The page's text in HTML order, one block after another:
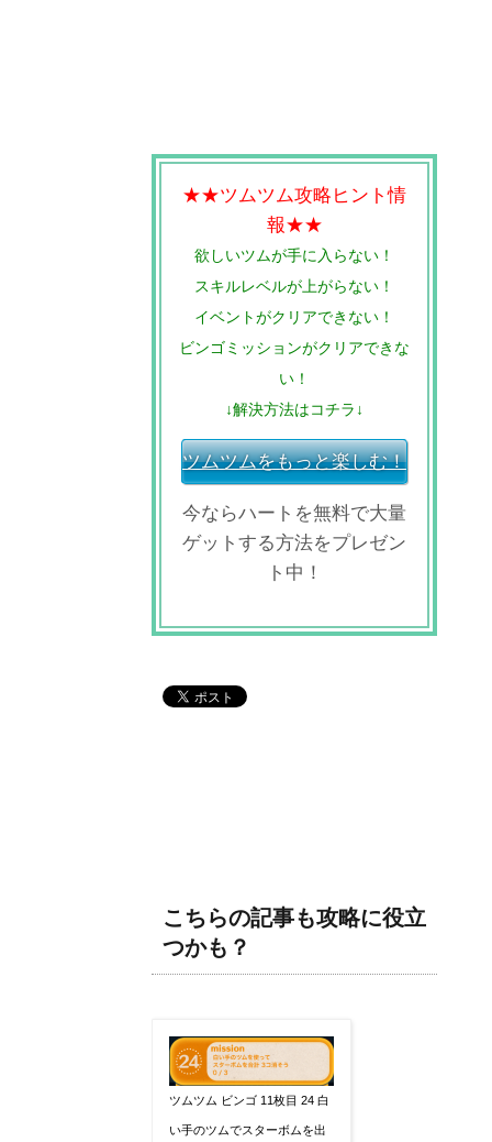
★★ツムツム攻略ヒント情
報★★
欲しいツムが手に入らない！
スキルレベルが上がらない！
イベントがクリアできない！
ビンゴミッションがクリアできな
い！
↓解決方法はコチラ↓
ツムツムをもっと楽しむ！
今ならハートを無料で大量
ゲットする方法をプレゼン
ト中！
こちらの記事も攻略に役立
つかも？
ツムツム ビンゴ 11枚目 24 白
い手のツムでスターボムを出